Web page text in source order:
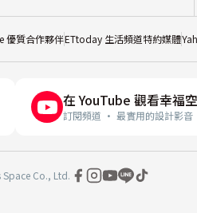
優質合作夥伴ETtoday 生活頻道特約媒體
在 YouTube 觀看幸福
訂閱頻道 · 最實用的設計影音
Co., Ltd.